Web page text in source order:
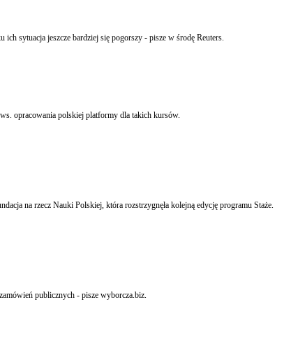
sytuacja jeszcze bardziej się pogorszy - pisze w środę Reuters.
opracowania polskiej platformy dla takich kursów.
na rzecz Nauki Polskiej, która rozstrzygnęła kolejną edycję programu Staże.
publicznych - pisze wyborcza.biz.